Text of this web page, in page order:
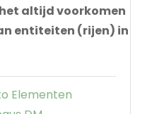
altijd voorkomen
entiteiten (rijen) in
Elementen